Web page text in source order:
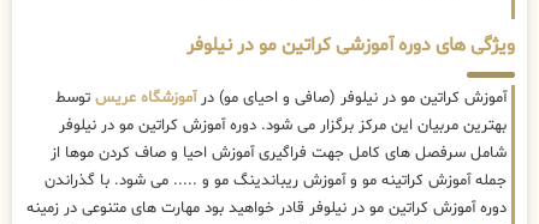
ویژگی های دوره آموزشی کراتین مو در نیلوفر
آموزش کراتین مو در نیلوفر (صافی و احیای مو) درآموزشگاه عریس توسط
بهترین مربیان این مرکز برگزار می شود. دوره آموزش کراتین مو در نیلوفر
شامل سرفصل های کامل جهت فراگیری آموزش احیا و صاف کردن موها از
جمله آموزش کراتینه مو و آموزش ریباندینگ مو و ..... می شود. با گذراندن
دوره آموزش کراتین مو در نیلوفر قادر خواهید بود مهارت های متنوعی در زمینه